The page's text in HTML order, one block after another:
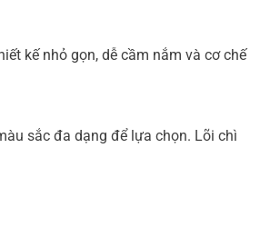
kế nhỏ gọn, dễ cầm nắm và cơ chế
sắc đa dạng để lựa chọn. Lõi chì